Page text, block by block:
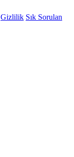
Gizlilik Sık Sorulan